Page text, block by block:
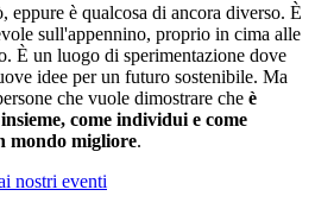
eppure è qualcosa di ancora diverso. È
sull'appennino, proprio in cima alle
È un luogo di sperimentazione dove
idee per un futuro sostenibile. Ma
che vuole dimostrare che è
come individui e come
mondo migliore.
nostri eventi